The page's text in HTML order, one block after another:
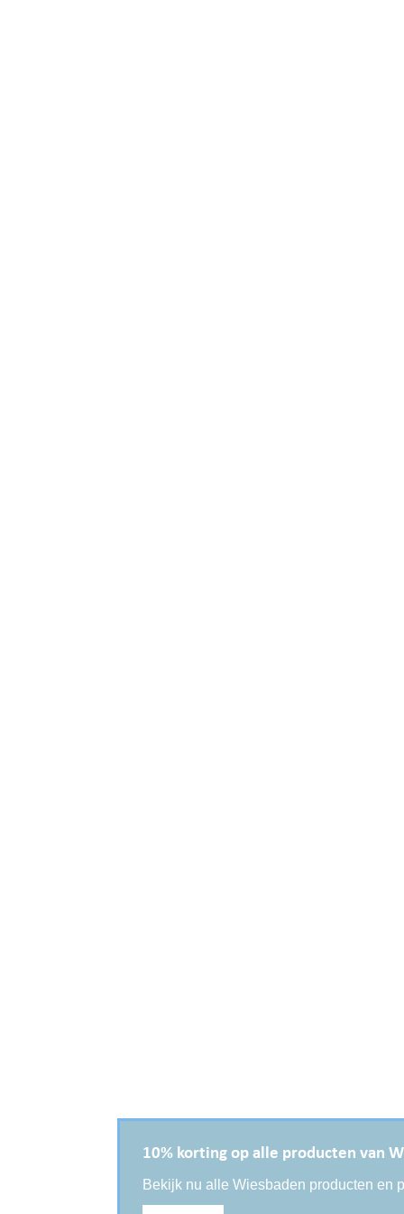
10% korting op alle producten van
Bekijk nu alle Wiesbaden producten en